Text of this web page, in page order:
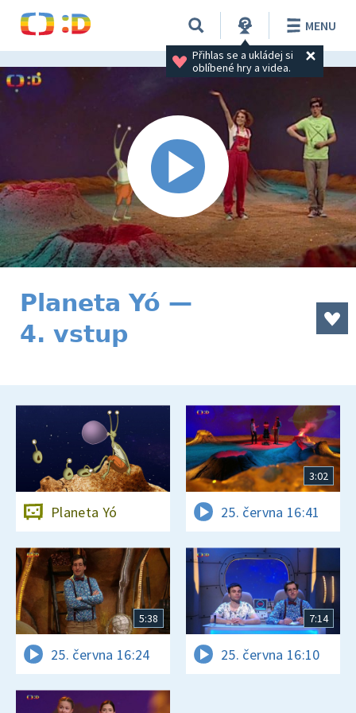
Přihlas se a ukládej si
oblíbené hry a videa.
MENU
Planeta Yó —
4. vstup
Planeta Yó
3:02
25. června 16:41
5:38
25. června 16:24
7:14
25. června 16:10